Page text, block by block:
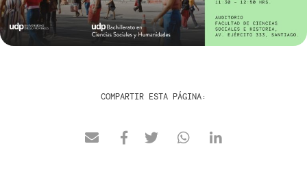
COMPARTIR ESTA PÁGINA: